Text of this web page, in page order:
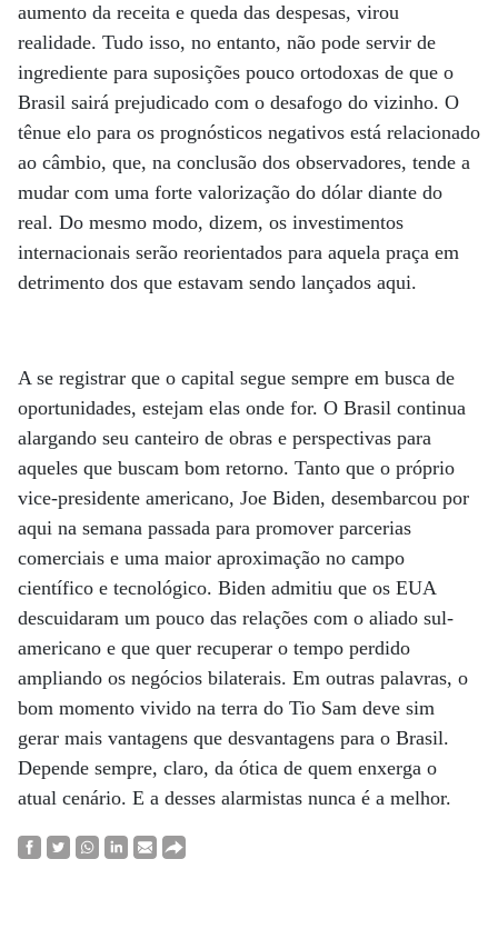
aumento da receita e queda das despesas, virou
realidade. Tudo isso, no entanto, não pode servir de
ingrediente para suposições pouco ortodoxas de que o
Brasil sairá prejudicado com o desafogo do vizinho. O
tênue elo para os prognósticos negativos está relacionado
ao câmbio, que, na conclusão dos observadores, tende a
mudar com uma forte valorização do dólar diante do
real. Do mesmo modo, dizem, os investimentos
internacionais serão reorientados para aquela praça em
detrimento dos que estavam sendo lançados aqui.
A se registrar que o capital segue sempre em busca de
oportunidades, estejam elas onde for. O Brasil continua
alargando seu canteiro de obras e perspectivas para
aqueles que buscam bom retorno. Tanto que o próprio
vice-presidente americano, Joe Biden, desembarcou por
aqui na semana passada para promover parcerias
comerciais e uma maior aproximação no campo
científico e tecnológico. Biden admitiu que os EUA
descuidaram um pouco das relações com o aliado sul-
americano e que quer recuperar o tempo perdido
ampliando os negócios bilaterais. Em outras palavras, o
bom momento vivido na terra do Tio Sam deve sim
gerar mais vantagens que desvantagens para o Brasil.
Depende sempre, claro, da ótica de quem enxerga o
atual cenário. E a desses alarmistas nunca é a melhor.